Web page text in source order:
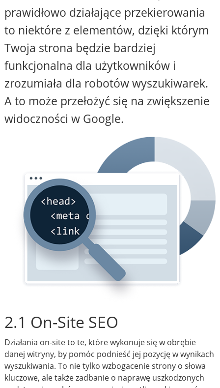
prawidłowo działające przekierowania
to niektóre z elementów, dzięki którym
Twoja strona będzie bardziej
funkcjonalna dla użytkowników i
zrozumiała dla robotów wyszukiwarek.
A to może przełożyć się na zwiększenie
widoczności w Google.
2.1 On-Site SEO
Działania on-site to te, które wykonuje się w obrębie
danej witryny, by pomóc podnieść jej pozycję w wynikach
wyszukiwania. To nie tylko wzbogacenie strony o słowa
kluczowe, ale także zadbanie o naprawę uszkodzonych